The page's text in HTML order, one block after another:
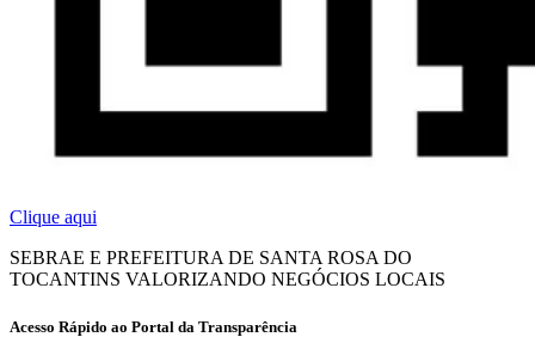
Clique aqui
SEBRAE E PREFEITURA DE SANTA ROSA DO
TOCANTINS VALORIZANDO NEGÓCIOS LOCAIS
Acesso Rápido ao Portal da Transparência